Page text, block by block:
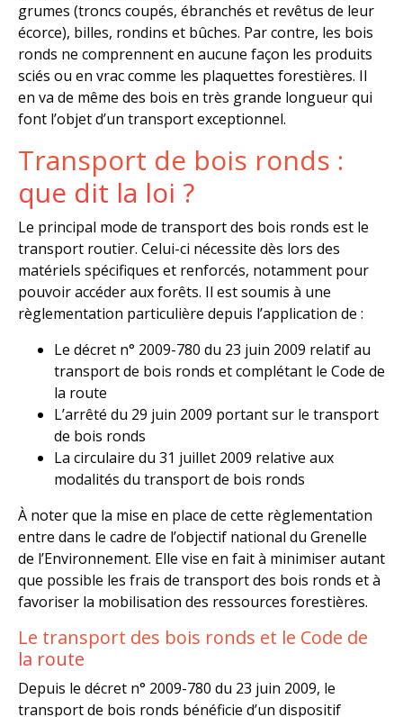
grumes (troncs coupés, ébranchés et revêtus de leur
écorce), billes, rondins et bûches. Par contre, les bois
ronds ne comprennent en aucune façon les produits
sciés ou en vrac comme les plaquettes forestières. Il
en va de même des bois en très grande longueur qui
font l’objet d’un transport exceptionnel.
Transport de bois ronds :
que dit la loi ?
Le principal mode de transport des bois ronds est le
transport routier. Celui-ci nécessite dès lors des
matériels spécifiques et renforcés, notamment pour
pouvoir accéder aux forêts. Il est soumis à une
règlementation particulière depuis l’application de :
Le décret n° 2009-780 du 23 juin 2009 relatif au
transport de bois ronds et complétant le Code de
la route
L’arrêté du 29 juin 2009 portant sur le transport
de bois ronds
La circulaire du 31 juillet 2009 relative aux
modalités du transport de bois ronds
À noter que la mise en place de cette règlementation
entre dans le cadre de l’objectif national du Grenelle
de l’Environnement. Elle vise en fait à minimiser autant
que possible les frais de transport des bois ronds et à
favoriser la mobilisation des ressources forestières.
Le transport des bois ronds et le Code de
la route
Depuis le décret n° 2009-780 du 23 juin 2009, le
transport de bois ronds bénéficie d’un dispositif